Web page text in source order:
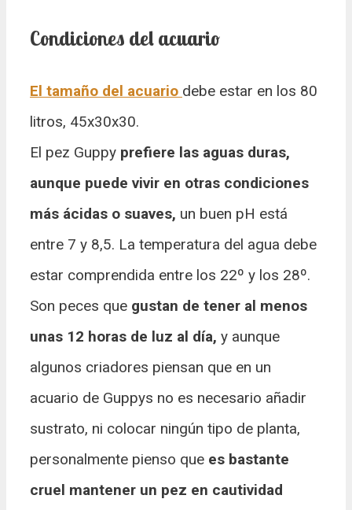
Condiciones del acuario
El tamaño del acuario debe estar en los 80
litros, 45x30x30.
El pez Guppy prefiere las aguas duras,
aunque puede vivir en otras condiciones
más ácidas o suaves, un buen pH está
entre 7 y 8,5. La temperatura del agua debe
estar comprendida entre los 22º y los 28º.
Son peces que gustan de tener al menos
unas 12 horas de luz al día, y aunque
algunos criadores piensan que en un
acuario de Guppys no es necesario añadir
sustrato, ni colocar ningún tipo de planta,
personalmente pienso que es bastante
cruel mantener un pez en cautividad